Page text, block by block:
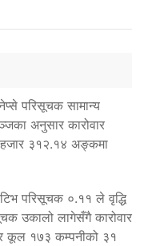
परिसूचक सामान्य
अनुसार कारोवार
३१२.१४ अङ्कमा
परिसूचक ०.११ ले वृद्धि
उकालो लागेसँगै कारोवार
कूल १७३ कम्पनीको ३१